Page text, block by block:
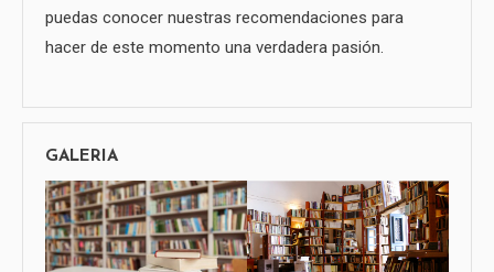
puedas conocer nuestras recomendaciones para
hacer de este momento una verdadera pasión.
GALERIA